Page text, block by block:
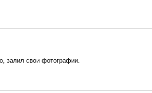
залил свои фотографии.